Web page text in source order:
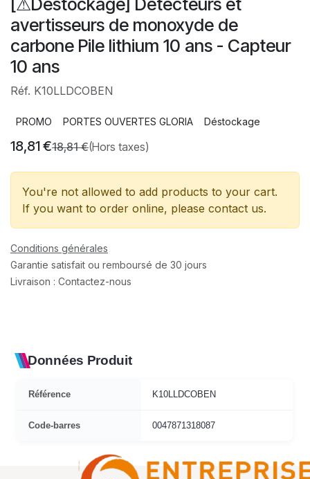
avertisseurs de monoxyde de
carbone Pile lithium 10 ans - Capteur
10 ans
Réf. K10LLDCOBEN
PROMO PORTES OUVERTES GLORIA Déstockage
18,81€18,81€(Hors taxes)
You're not allowed to add products to your cart.
If you want to order online, please contact us.
Conditions générales
Garantie satisfait ou remboursé de 30 jours
Livraison : Contactez-nous
Données Produit
Référence K10LLDCOBEN
Code-barres 0047871318087